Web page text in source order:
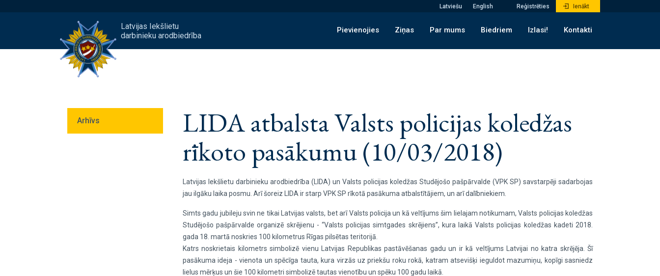
Latviešu English Reģistrēties Ienākt
Latvijas Iekšlietu
darbinieku arodbiedrība
Pievienojies Ziņas Par mums Biedriem Izlasi! Kontakti
Arhīvs
LIDA atbalsta Valsts policijas koledžas
rīkoto pasākumu (10/03/2018)
Latvijas Iekšlietu darbinieku arodbiedrība (LIDA) un Valsts policijas koledžas Studējošo pašpārvalde (VPK SP) savstarpēji sadarbojas
jau ilgāku laika posmu. Arī šoreiz LIDA ir starp VPK SP rīkotā pasākuma atbalstītājiem, un arī dalībniekiem.
Simts gadu jubileju svin ne tikai Latvijas valsts, bet arī Valsts policija un kā veltījums šim lielajam notikumam, Valsts policijas koledžas
Studējošo pašpārvalde organizē skrējienu - “Valsts policijas simtgades skrējiens”, kura laikā Valsts policijas koledžas kadeti 2018.
gada 18. martā noskries 100 kilometrus Rīgas pilsētas teritorijā.
Katrs noskrietais kilometrs simbolizē vienu Latvijas Republikas pastāvēšanas gadu un ir kā veltījums Latvijai no katra skrējēja. Šī
pasākuma ideja - vienota un spēcīga tauta, kura virzās uz priekšu roku rokā, katram atsevišķi ieguldot mazumiņu, kopīgi sasniedz
lielus mērķus un šie 100 kilometri simbolizē tautas vienotību un spēku 100 gadu laikā.